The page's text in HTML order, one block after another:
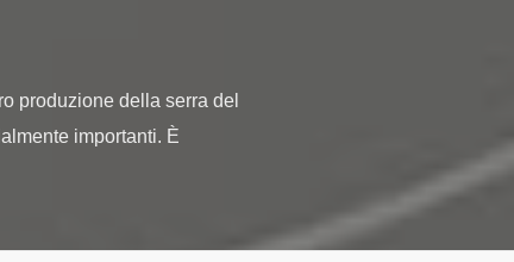
produzione della serra del
importanti. È